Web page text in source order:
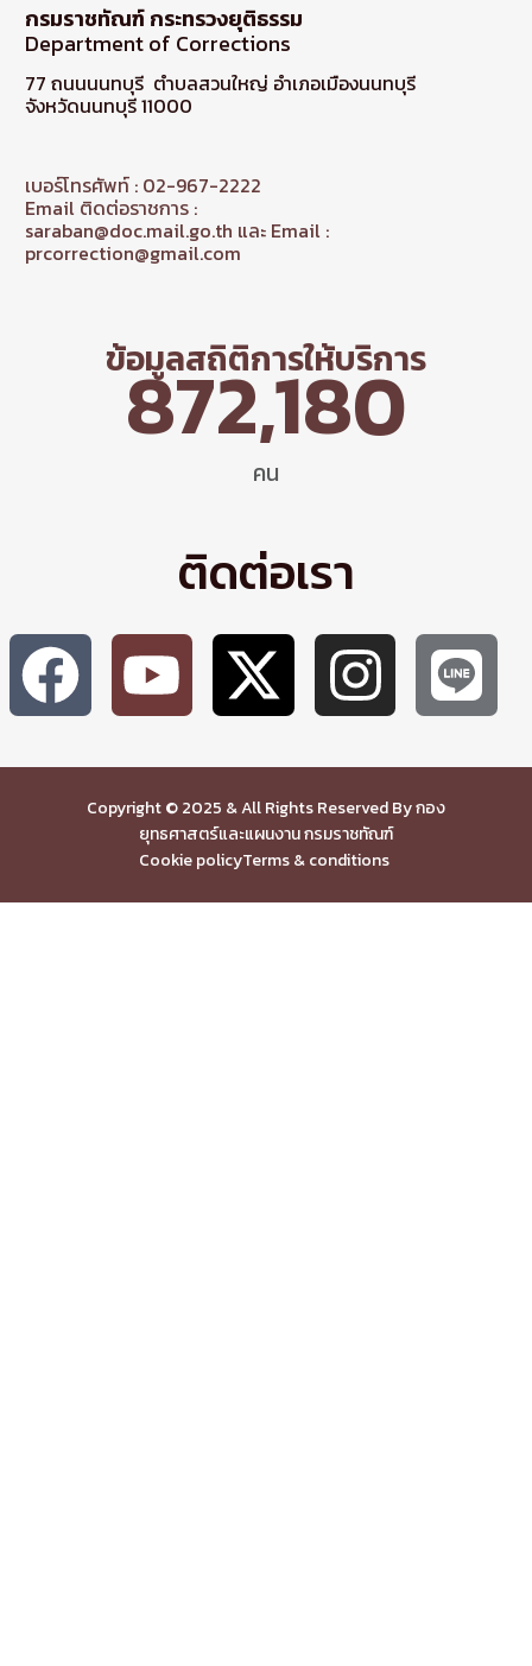
กรมราชทัณฑ์ กระทรวงยุติธรรม
Department of Corrections
77 ถนนนนทบุรี ตำบลสวนใหญ่ อำเภอเมืองนนทบุรี
จังหวัดนนทบุรี 11000
เบอร์โทรศัพท์ : 02-967-2222
Email ติดต่อราชการ :
saraban@doc.mail.go.th และ Email :
prcorrection@gmail.com
ข้อมูลสถิติการให้บริการ
คน
872,180
ติดต่อเรา
Copyright © 2025 & All Rights Reserved By กอง
ยุทธศาสตร์และแผนงาน กรมราชทัณฑ์
Cookie policyTerms & conditions